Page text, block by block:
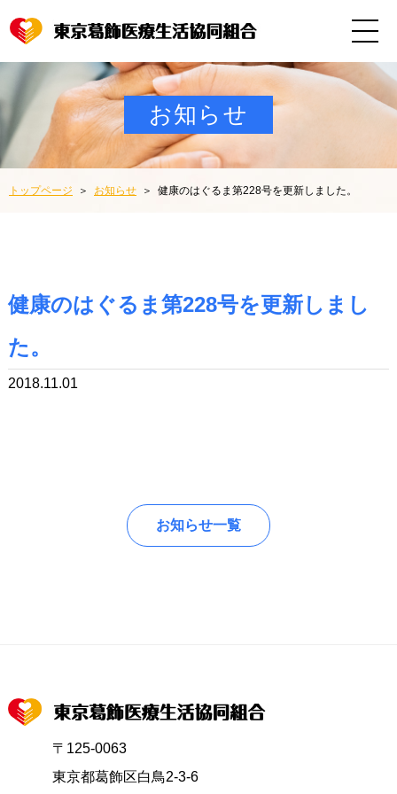
お知らせ
トップページ お知らせ 健康のはぐるま第228号を更新しました。
健康のはぐるま第228号を更新しまし
た。
2018.11.01
お知らせ一覧
〒125-0063
東京都葛飾区白鳥2-3-6